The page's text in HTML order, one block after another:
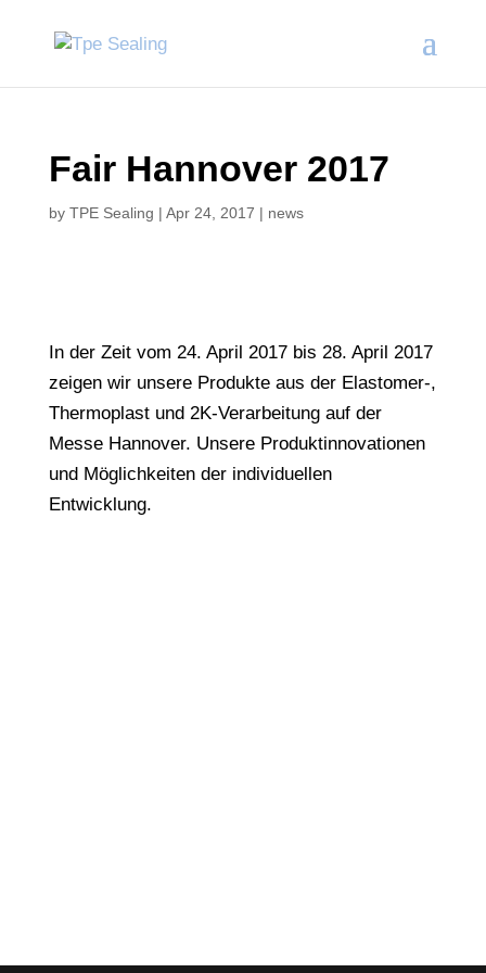
Fair Hannover 2017
by TPE Sealing | Apr 24, 2017 | news
In der Zeit vom 24. April 2017 bis 28. April 2017
zeigen wir unsere Produkte aus der Elastomer-,
Thermoplast und 2K-Verarbeitung auf der
Messe Hannover. Unsere Produktinnovationen
und Möglichkeiten der individuellen
Entwicklung.